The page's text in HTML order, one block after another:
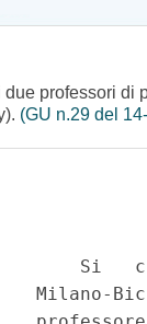
professori
(GU n.29 del